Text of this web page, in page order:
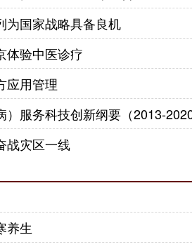
为国家战略具备良机
体验中医诊疗
应用管理
）服务科技创新纲要（2013-
战灾区一线
养生